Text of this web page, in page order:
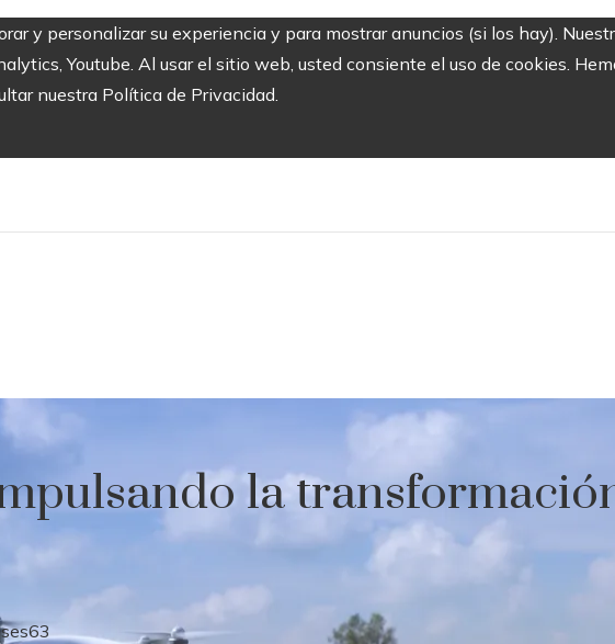
y personalizar su experiencia y para mostrar anuncios (si los hay).
Youtube. Al usar el sitio web, usted consiente el uso de cookies.
nuestra Política de Privacidad.
la
63